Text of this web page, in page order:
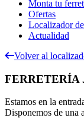
Monta tu
Ofertas
Localizador
Actualidad
Volver al
FERRETERÍA
Estamos en la
Disponemos de una